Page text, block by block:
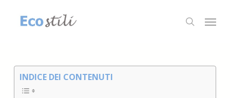
search
Menu
INDICE DEI CONTENUTI